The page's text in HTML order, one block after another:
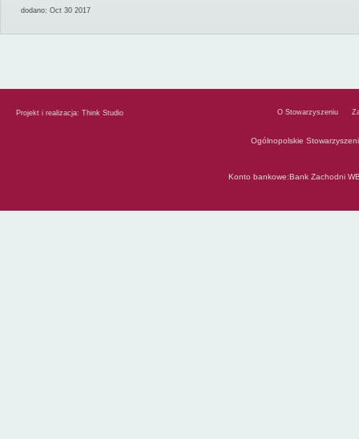
dodano: Oct 30 2017
Projekt i realizacja: Think Studio O Stowarzyszeniu
Ogólnopolskie
Konto bankowe:Bank Zachodni